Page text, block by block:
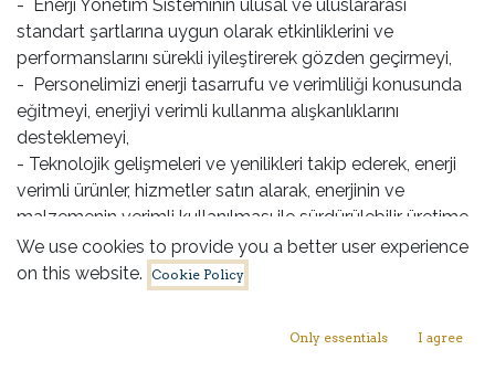
- Enerji Yönetim Sisteminin ulusal ve uluslararası
standart şartlarına uygun olarak etkinliklerini ve
performanslarını sürekli iyileştirerek gözden geçirmeyi,
- Personelimizi enerji tasarrufu ve verimliliği konusunda
eğitmeyi, enerjiyi verimli kullanma alışkanlıklarını
desteklemeyi,
- Teknolojik gelişmeleri ve yenilikleri takip ederek, enerji
verimli ürünler, hizmetler satın alarak, enerjinin ve
malzemenin verimli kullanılması ile sürdürülebilir üretime
katkıda bulunmayı,
- Katılımcılarımızın tüm çalışmalarında, enerji politikamız
doğrultusunda enerjinin verimli kullanılması amacıyla
We use cookies to provide you a better user experience
on this website. Cookie Policy
Only essentials I agree